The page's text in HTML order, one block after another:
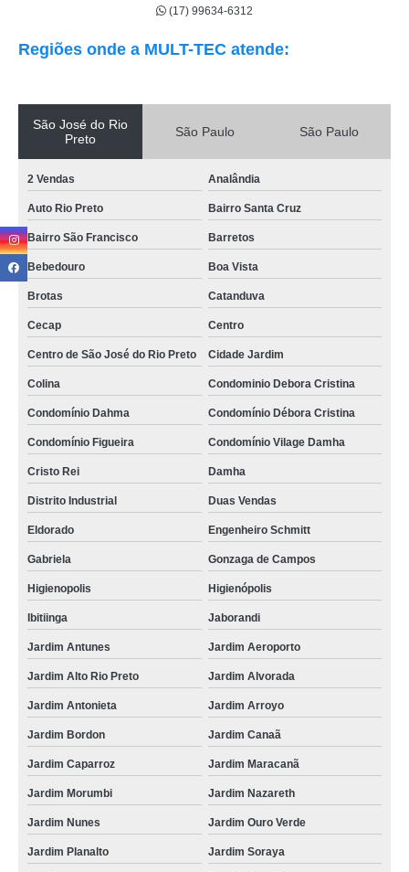
(17) 99634-6312
Regiões onde a MULT-TEC atende:
São José do Rio
Preto
São Paulo São Paulo
2 Vendas Analândia
Auto Rio Preto Bairro Santa Cruz
Bairro São Francisco Barretos
Bebedouro Boa Vista
Brotas Catanduva
Cecap Centro
Centro de São José do Rio Preto Cidade Jardim
Colina Condominio Debora Cristina
Condomínio Dahma Condomínio Débora Cristina
Condomínio Figueira Condomínio Vilage Damha
Cristo Rei Damha
Distrito Industrial Duas Vendas
Eldorado Engenheiro Schmitt
Gabriela Gonzaga de Campos
Higienopolis Higienópolis
Ibitiinga Jaborandi
Jardim Antunes Jardim Aeroporto
Jardim Alto Rio Preto Jardim Alvorada
Jardim Antonieta Jardim Arroyo
Jardim Bordon Jardim Canaã
Jardim Caparroz Jardim Maracanã
Jardim Morumbi Jardim Nazareth
Jardim Nunes Jardim Ouro Verde
Jardim Planalto Jardim Soraya